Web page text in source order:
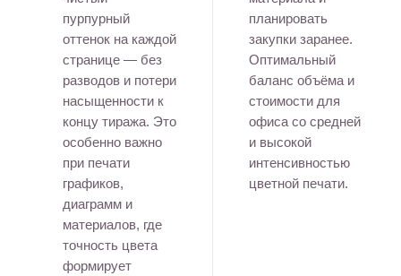
пурпурный
оттенок на каждой
странице — без
разводов и потери
насыщенности к
концу тиража. Это
особенно важно
при печати
графиков,
диаграмм и
материалов, где
точность цвета
формирует
планировать
закупки заранее.
Оптимальный
баланс объёма и
стоимости для
офиса со средней
и высокой
интенсивностью
цветной печати.